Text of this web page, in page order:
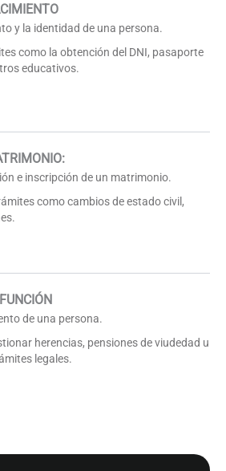
y la identidad de una persona.
como la obtención del DNI, pasaporte
educativos.
e inscripción de un matrimonio.
como cambios de estado civil,
de una persona.
herencias, pensiones de viudedad u
legales.